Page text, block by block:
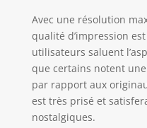
Avec une résolution
qualité d’impression
utilisateurs saluent
que certains notent
par rapport aux
est très prisé et
nostalgiques.